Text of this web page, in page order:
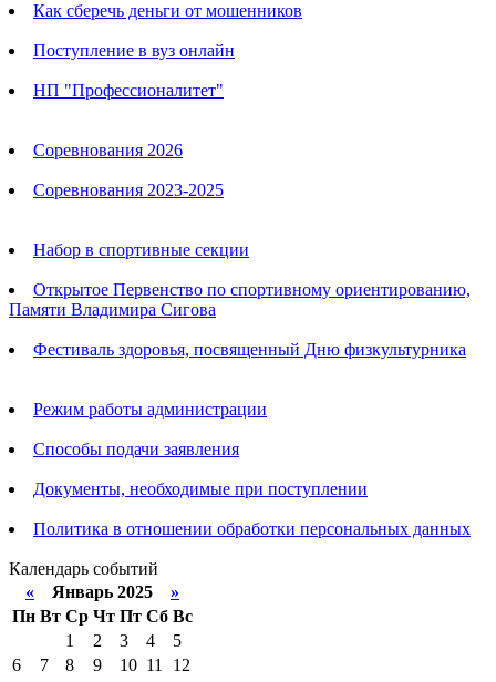
Как сберечь деньги от мошенников
Поступление в вуз онлайн
НП "Профессионалитет"
Соревнования 2026
Соревнования 2023-2025
Набор в спортивные секции
Открытое Первенство по спортивному ориентированию,
Памяти Владимира Сигова
Фестиваль здоровья, посвященный Дню физкультурника
Режим работы администрации
Способы подачи заявления
Документы, необходимые при поступлении
Политика в отношении обработки персональных данных
Календарь событий
« Январь 2025 »
Пн Вт Ср Чт Пт Сб Вс
1
2 3 4
5
6
7 8 9 10 11
12